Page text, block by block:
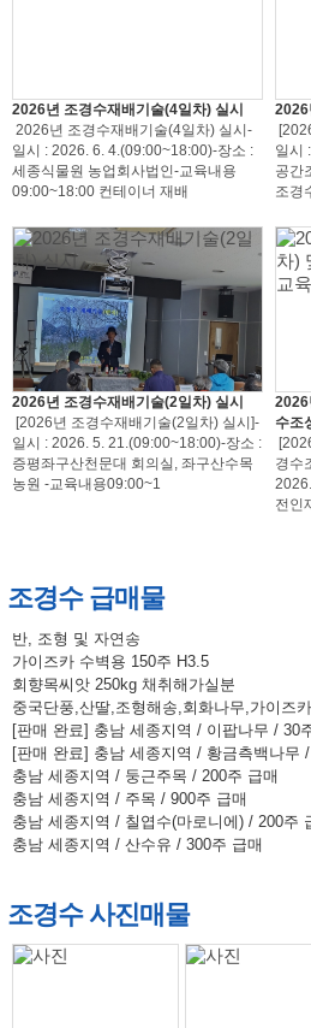
2026년 조경수재배기술(4일차) 실시
2026년 조경수재배기술(4일차) 실시-
일시 : 2026. 6. 4.(09:00~18:00)-장소 :
세종식물원 농업회사법인-교육내용
09:00~18:00 컨테이너 재배
2026
일시
공간
조경
2026년 조경수재배기술(2일차) 실시
[2026년 조경수재배기술(2일차) 실시]-
일시 : 2026. 5. 21.(09:00~18:00)-장소 :
증평좌구산천문대 회의실, 좌구산수목
농원 -교육내용09:00~1
2026
수조
경수
전인
조경수 급매물
반, 조형 및 자연송
가이즈카 수벽용 150주 H3.5
회향목씨앗 250kg 채취해가실분
중국단풍,산딸,조형해송,회화나무,가이즈
[판매 완료] 충남 세종지역 / 이팝나무 / 30
[판매 완료] 충남 세종지역 / 황금측백나무
충남 세종지역 / 둥근주목 / 200주 급매
충남 세종지역 / 주목 / 900주 급매
충남 세종지역 / 칠엽수(마로니에) / 200주
충남 세종지역 / 산수유 / 300주 급매
조경수 사진매물